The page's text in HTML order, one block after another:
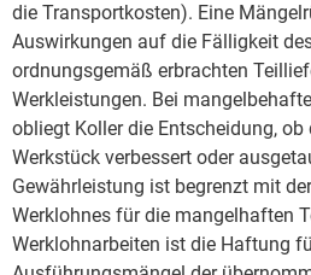
die Transportkosten). Eine
Auswirkungen auf die Fälligkeit
ordnungsgemäß erbrachten
Werkleistungen. Bei
obliegt Koller die Entscheidung,
Werkstück verbessert oder
Gewährleistung ist begrenzt mit
Werklohnes für die mangelhaften
Werklohnarbeiten ist die Haftung